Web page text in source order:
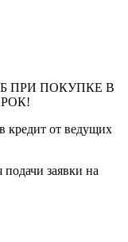
ПРИ ПОКУПКЕ В
кредит от ведущих
заявки на